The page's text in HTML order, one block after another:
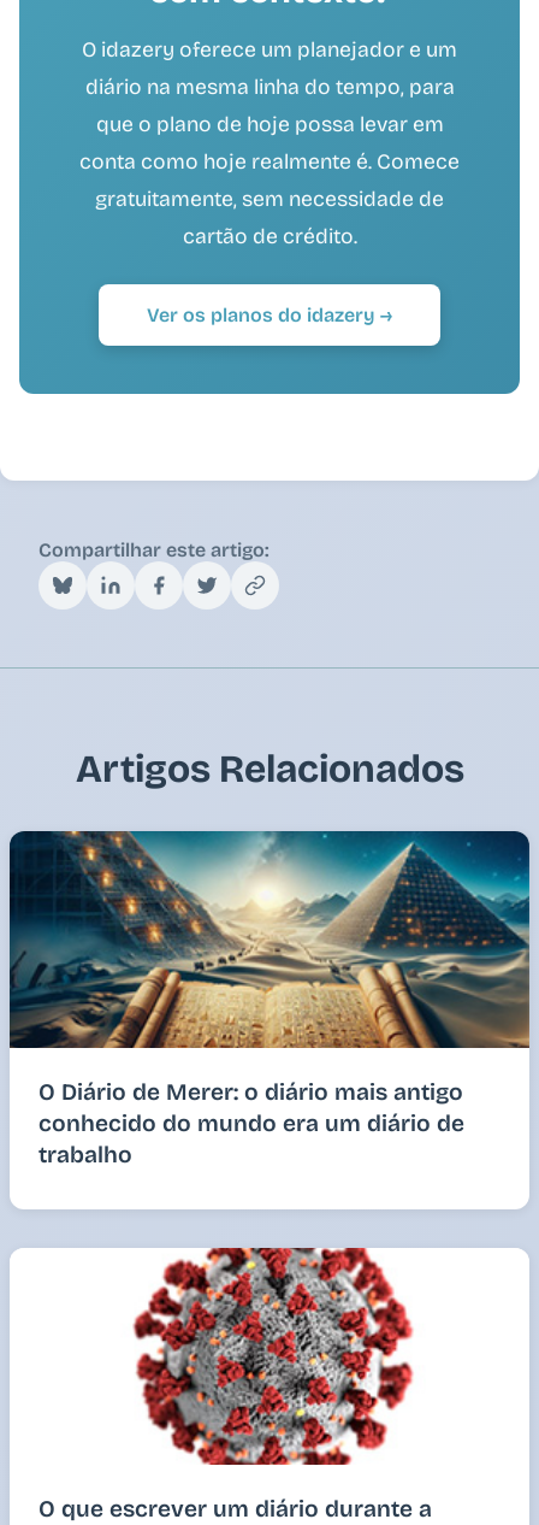
O idazery oferece um planejador e um
diário na mesma linha do tempo, para
que o plano de hoje possa levar em
conta como hoje realmente é. Comece
gratuitamente, sem necessidade de
cartão de crédito.
Ver os planos do idazery →
Compartilhar este artigo:
Artigos Relacionados
O Diário de Merer: o diário mais antigo
conhecido do mundo era um diário de
trabalho
O que escrever um diário durante a